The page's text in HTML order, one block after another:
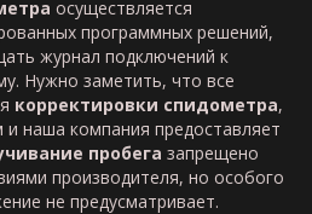
осуществляется
программных решений,
журнал подключений к
Нужно заметить, что все
корректировки спидометра,
и наша компания предоставляет
пробега запрещено
производителя, но особого
не предусматривает.